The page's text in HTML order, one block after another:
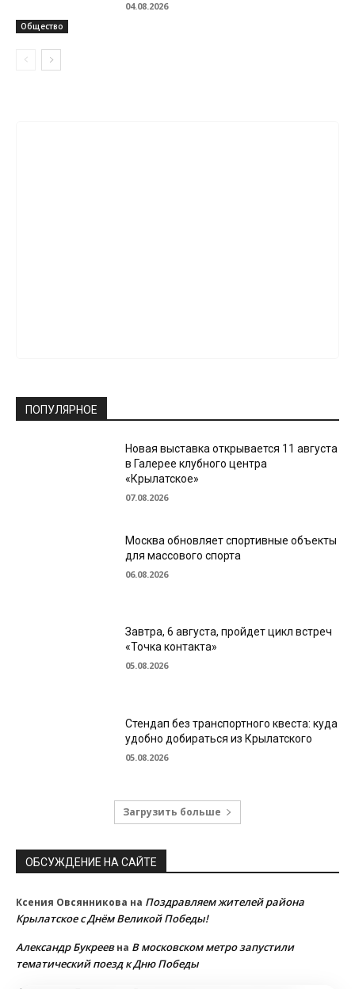
Общество
04.08.2026
ПОПУЛЯРНОЕ
Новая выставка открывается 11 августа
в Галерее клубного центра
«Крылатское»
07.08.2026
Москва обновляет спортивные объекты
для массового спорта
06.08.2026
Завтра, 6 августа, пройдет цикл встреч
«Точка контакта»
05.08.2026
Стендап без транспортного квеста: куда
удобно добираться из Крылатского
05.08.2026
Загрузить больше
ОБСУЖДЕНИЕ НА САЙТЕ
Ксения Овсянникова на Поздравляем жителей района
Крылатское с Днём Великой Победы!
Александр Букреевна В московском метро запустили
тематический поезд к Дню Победы